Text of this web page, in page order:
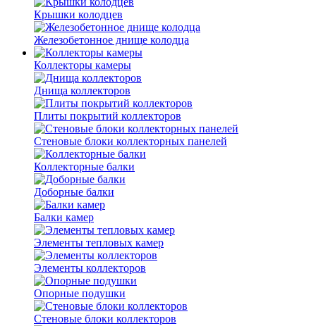
Крышки колодцев
Железобетонное днище колодца
Коллекторы камеры
Днища коллекторов
Плиты покрытий коллекторов
Стеновые блоки коллекторных панелей
Коллекторные балки
Доборные балки
Балки камер
Элементы тепловых камер
Элементы коллекторов
Опорные подушки
Стеновые блоки коллекторов